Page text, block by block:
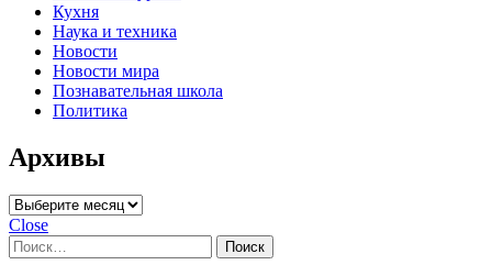
Кухня
Наука и техника
Новости
Новости мира
Познавательная школа
Политика
Архивы
Архивы
Close
Найти: